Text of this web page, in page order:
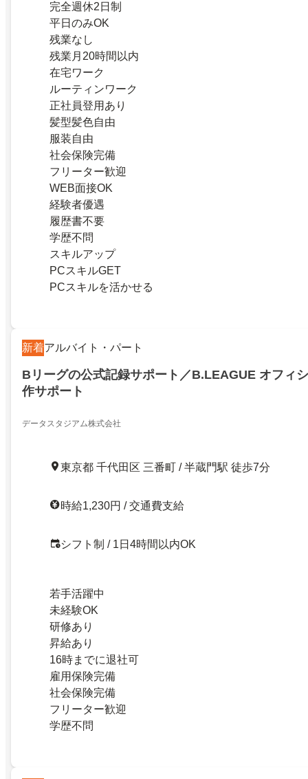
完全週休2日制
平日のみOK
残業なし
残業月20時間以内
在宅ワーク
ルーティンワーク
正社員登用あり
髪型髪色自由
服装自由
社会保険完備
フリーター歓迎
WEB面接OK
経験者優遇
履歴書不要
学歴不問
スキルアップ
PCスキルGET
PCスキルを活かせる
新着アルバイト・パート
Bリーグの公式記録サポート／B.LEAGUE オフィ
作サポート
データスタジアム株式会社
東京都 千代田区 三番町 / 半蔵門駅 徒歩7分
時給1,230円 / 交通費支給
シフト制 / 1日4時間以内OK
若手活躍中
未経験OK
研修あり
昇給あり
16時までに退社可
雇用保険完備
社会保険完備
フリーター歓迎
学歴不問